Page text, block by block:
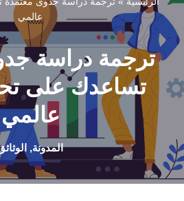
عالمي
ترجمة دراسة
تساعدك على
عالمي
المدونة,